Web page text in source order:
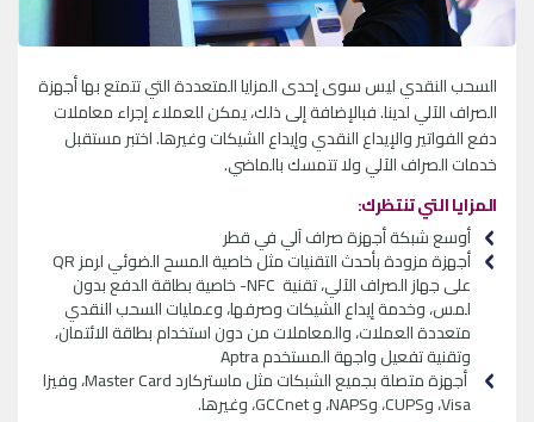
السحب النقدي ليس سوى إحدى المزايا المتعددة التي تتمتع بها أجهزة
الصراف الآلي لدينا. فبالإضافة إلى ذلك، يمكن للعملاء إجراء معاملات
دفع الفواتير والإيداع النقدي وإيداع الشيكات وغيرها. اختبر مستقبل
خدمات الصراف الآلي ولا تتمسك بالماضي.
المزايا التي تنتظرك:
أوسع شبكة أجهزة صراف آلي في قطر
أجهزة مزودة بأحدث التقنيات مثل خاصية المسح الضوئي لرمز QR
على جهاز الصراف الآلي، تقنية NFC- خاصية بطاقة الدفع بدون
لمس، وخدمة إيداع الشيكات وصرفها، وعمليات السحب النقدي
متعددة العملات، والمعاملات من دون استخدام بطاقة الائتمان،
وتقنية تفعيل واجهة المستخدم Aptra
أجهزة متصلة بجميع الشبكات مثل ماستركاردMaster Card، وفيزا
Visa، وCUPS، وNAPS، وGCCnet، وغيرها.